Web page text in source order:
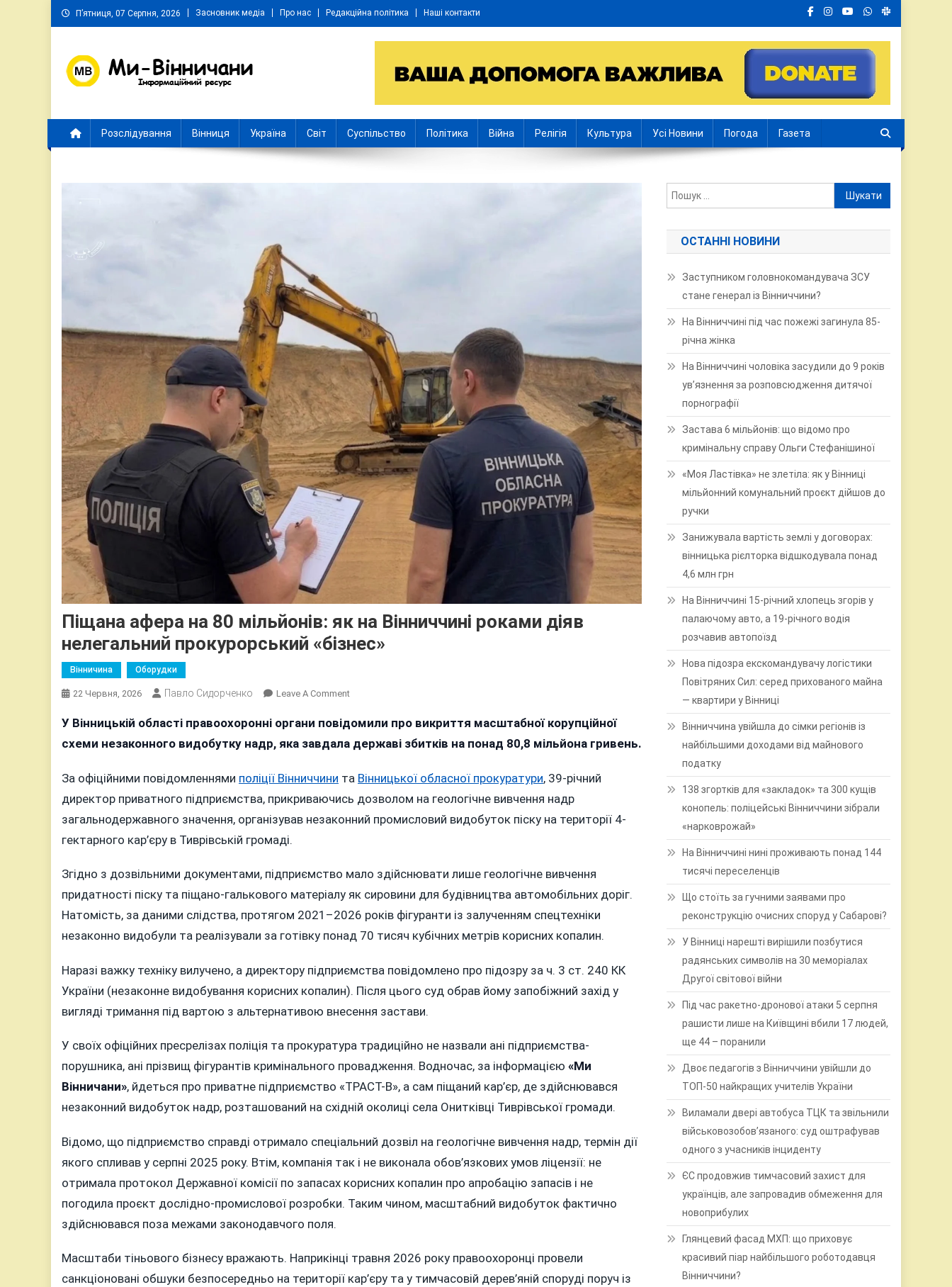
Skip
to
П’ятниця, 07 Серпня, 2026 Засновник медіа Про нас Редакційна політика Наші контакти
Розслідування Вінниця Україна Світ Суспільство Політика Війна Релігія Культура Усі Новини Погода Газета
Піщана афера на 80 мільйонів: як на Вінниччині роками діяв
нелегальний прокурорський «бізнес»
Вінничина Оборудки
22 Червня, 2026 Павло Сидорченко Leave A CommentOn
Афера
На
Мільйонів:
На
Вінниччині
Нелегальний
У Вінницькій області правоохоронні органи повідомили про викриття масштабної корупційної
схеми незаконного видобутку надр, яка завдала державі збитків на понад 80,8 мільйона гривень.
За офіційними повідомленнями поліції Вінниччини та Вінницької обласної прокуратури, 39-річний
директор приватного підприємства, прикриваючись дозволом на геологічне вивчення надр
загальнодержавного значення, організував незаконний промисловий видобуток піску на території 4-
гектарного кар’єру в Тиврівській громаді.
Згідно з дозвільними документами, підприємство мало здійснювати лише геологічне вивчення
придатності піску та піщано-галькового матеріалу як сировини для будівництва автомобільних доріг.
Натомість, за даними слідства, протягом 2021–2026 років фігуранти із залученням спецтехніки
незаконно видобули та реалізували за готівку понад 70 тисяч кубічних метрів корисних копалин.
Наразі важку техніку вилучено, а директору підприємства повідомлено про підозру за ч. 3 ст. 240 КК
України (незаконне видобування корисних копалин). Після цього суд обрав йому запобіжний захід у
вигляді тримання під вартою з альтернативою внесення застави.
У своїх офіційних пресрелізах поліція та прокуратура традиційно не назвали ані підприємства-
порушника, ані прізвищ фігурантів кримінального провадження. Водночас, за інформацією «Ми
Вінничани», йдеться про приватне підприємство «ТРАСТ-В», а сам піщаний кар’єр, де здійснювався
незаконний видобуток надр, розташований на східній околиці села Онитківці Тиврівської громади.
Відомо, що підприємство справді отримало спеціальний дозвіл на геологічне вивчення надр, термін дії
якого спливав у серпні 2025 року. Втім, компанія так і не виконала обов’язкових умов ліцензії: не
отримала протокол Державної комісії по запасах корисних копалин про апробацію запасів і не
погодила проєкт дослідно-промислової розробки. Таким чином, масштабний видобуток фактично
здійснювався поза межами законодавчого поля.
Масштаби тіньового бізнесу вражають. Наприкінці травня 2026 року правоохоронці провели
санкціоновані обшуки безпосередньо на території кар’єру та у тимчасовій дерев’яній споруді поруч із
Пошук:
ОСТАННІ НОВИНИ
Заступником головнокомандувача ЗСУ
стане генерал із Вінниччини?
На Вінниччині під час пожежі загинула 85-
річна жінка
На Вінниччині чоловіка засудили до 9 років
ув’язнення за розповсюдження дитячої
порнографії
Застава 6 мільйонів: що відомо про
кримінальну справу Ольги Стефанішиної
«Моя Ластівка» не злетіла: як у Вінниці
мільйонний комунальний проєкт дійшов до
ручки
Занижувала вартість землі у договорах:
вінницька рієлторка відшкодувала понад
4,6 млн грн
На Вінниччині 15-річний хлопець згорів у
палаючому авто, а 19-річного водія
розчавив автопоїзд
Нова підозра екскомандувачу логістики
Повітряних Сил: серед прихованого майна
— квартири у Вінниці
Вінниччина увійшла до сімки регіонів із
найбільшими доходами від майнового
податку
138 згортків для «закладок» та 300 кущів
конопель: поліцейські Вінниччини зібрали
«нарковрожай»
На Вінниччині нині проживають понад 144
тисячі переселенців
Що стоїть за гучними заявами про
реконструкцію очисних споруд у Сабарові?
У Вінниці нарешті вирішили позбутися
радянських символів на 30 меморіалах
Другої світової війни
Під час ракетно-дронової атаки 5 серпня
рашисти лише на Київщині вбили 17 людей,
ще 44 – поранили
Двоє педагогів з Вінниччини увійшли до
ТОП-50 найкращих учителів України
Виламали двері автобуса ТЦК та звільнили
військовозобов’язаного: суд оштрафував
одного з учасників інциденту
ЄС продовжив тимчасовий захист для
українців, але запровадив обмеження для
новоприбулих
Глянцевий фасад МХП: що приховує
красивий піар найбільшого роботодавця
Вінниччини?